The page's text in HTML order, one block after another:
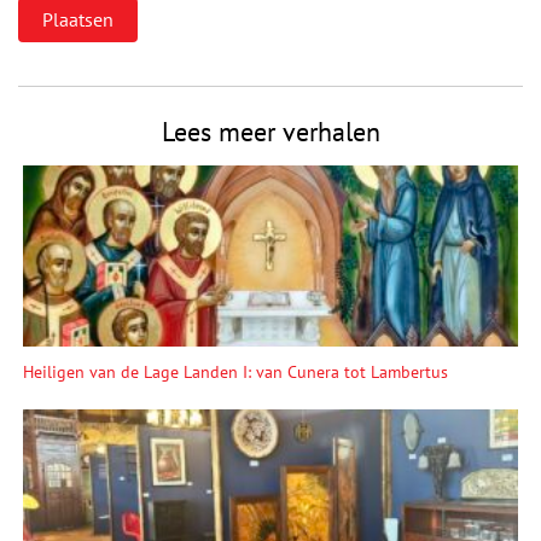
Lees meer verhalen
Heiligen van de Lage Landen I: van Cunera tot Lambertus